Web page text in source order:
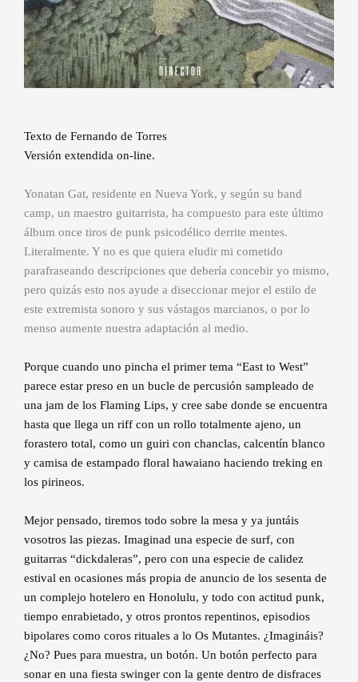
Texto de Fernando de Torres
Versión extendida on-line.
Yonatan Gat, residente en Nueva York, y según su band
camp, un maestro guitarrista, ha compuesto para este último
álbum once tiros de punk psicodélico derrite mentes.
Literalmente. Y no es que quiera eludir mi cometido
parafraseando descripciones que debería concebir yo mismo,
pero quizás esto nos ayude a diseccionar mejor el estilo de
este extremista sonoro y sus vástagos marcianos, o por lo
menso aumente nuestra adaptación al medio.
Porque cuando uno pincha el primer tema “East to West”
parece estar preso en un bucle de percusión sampleado de
una jam de los Flaming Lips, y cree sabe donde se encuentra
hasta que llega un riff con un rollo totalmente ajeno, un
forastero total, como un guiri con chanclas, calcentín blanco
y camisa de estampado floral hawaiano haciendo treking en
los pirineos.
Mejor pensado, tiremos todo sobre la mesa y ya juntáis
vosotros las piezas. Imaginad una especie de surf, con
guitarras “dickdaleras”, pero con una especie de calidez
estival en ocasiones más propia de anuncio de los sesenta de
un complejo hotelero en Honolulu, y todo con actitud punk,
tiempo enrabietado, y otros prontos repentinos, episodios
bipolares como coros rituales a lo Os Mutantes. ¿Imagináis?
¿No? Pues para muestra, un botón. Un botón perfecto para
sonar en una fiesta swinger con la gente dentro de disfraces